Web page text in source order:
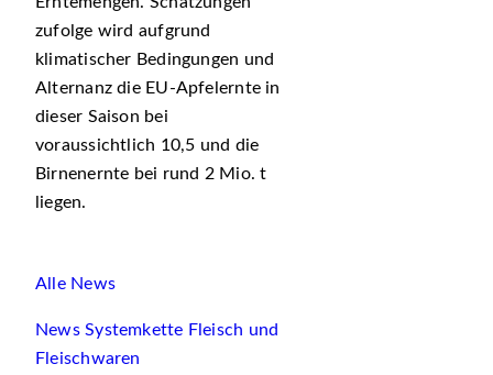
zufolge wird aufgrund
klimatischer Bedingungen und
Alternanz die EU-Apfelernte in
dieser Saison bei
voraussichtlich 10,5 und die
Birnenernte bei rund 2 Mio. t
liegen.
Alle News
News Systemkette Fleisch und
Fleischwaren